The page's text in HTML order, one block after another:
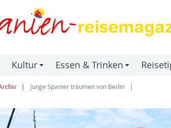
Kultur Essen & Trinken
Junge Spanier träumen von Berlin